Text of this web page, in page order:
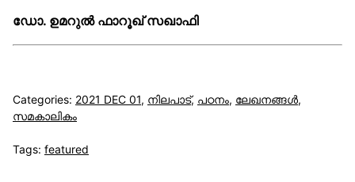
ഡോ. ഉമറുൽ ഫാറൂഖ് സഖാഫി
Categories: 2021 DEC 01, നിലപാട്, പഠനം, ലേഖനങ്ങള്‍,
സമകാലികം
Tags: featured